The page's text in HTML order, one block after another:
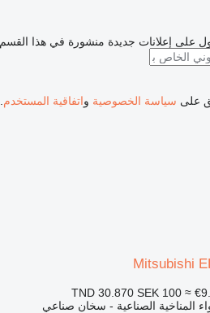
على إعلانات جديدة منشورة في هذا القسم
على سياسة الخصوصية واتفاقية المستخدم
Mitsubishi
SEK 100 ≈
المناخية الصناعية - سخان صناعي